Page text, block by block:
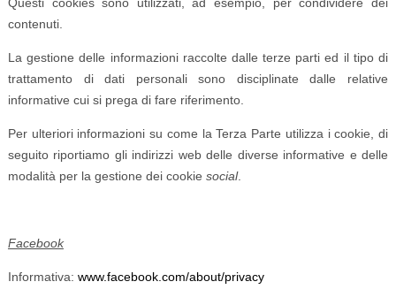
contenuti.
La gestione delle informazioni raccolte dalle terze parti ed il tipo di
trattamento di dati personali sono disciplinate dalle relative
informative cui si prega di fare riferimento.
Per ulteriori informazioni su come la Terza Parte utilizza i cookie, di
seguito riportiamo gli indirizzi web delle diverse informative e delle
modalità per la gestione dei cookie social.
Facebook
Informativa: www.facebook.com/about/privacy